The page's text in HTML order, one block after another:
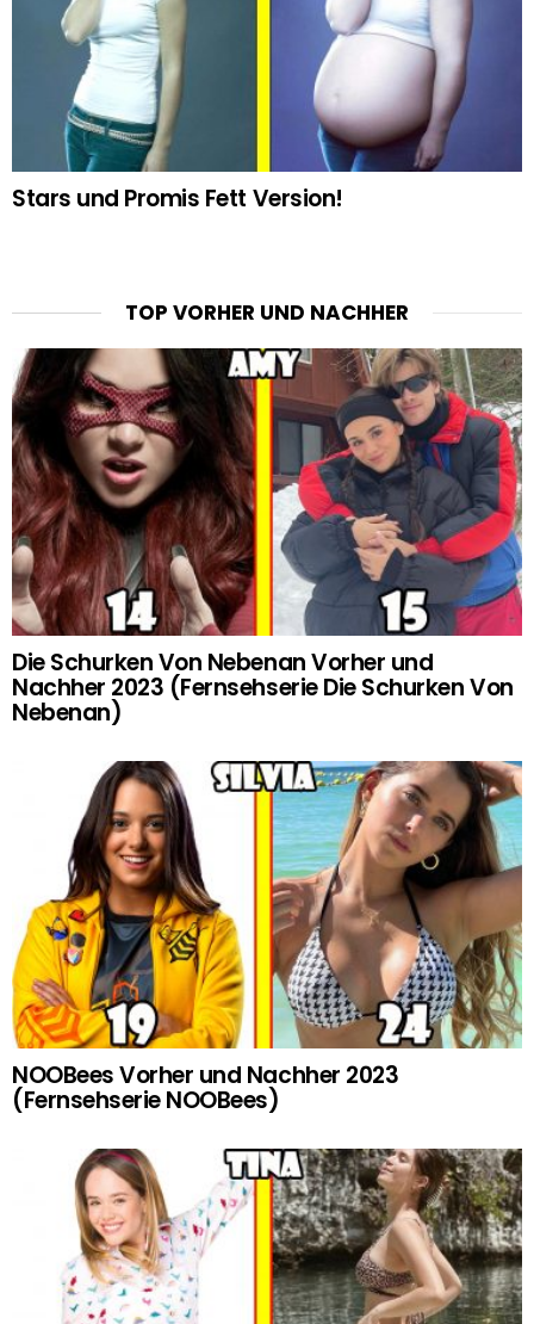
Stars und Promis Fett Version!
TOP VORHER UND NACHHER
Die Schurken Von Nebenan Vorher und
Nachher 2023 (Fernsehserie Die Schurken Von
Nebenan)
NOOBees Vorher und Nachher 2023
(Fernsehserie NOOBees)